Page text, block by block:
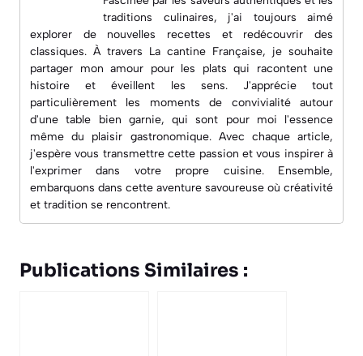
Imprimer
5/5 - (264 votes)
À propos Articles récents
Émilie
Je m'appelle Émilie et je suis passionnée
decuisinedepuis mon plus jeune âge.
traditions culinaires, j'ai toujours aimé
explorer de nouvelles recettes et redécouvrir des